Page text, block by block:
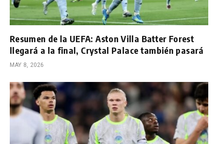
Resumen de la UEFA: Aston Villa Batter Forest
llegará a la final, Crystal Palace también pasará
MAY 8, 2026